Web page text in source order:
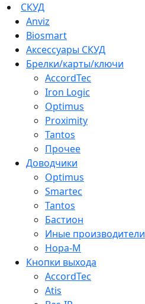
СКУД
Anviz
Biosmart
Аксессуары СКУД
Брелки/карты/ключи
AccordTec
Iron Logic
Optimus
Proximity
Tantos
Прочее
Доводчики
Optimus
Smartec
Tantos
Бастион
Иные производители
Нора-М
Кнопки выхода
AccordTec
Atis